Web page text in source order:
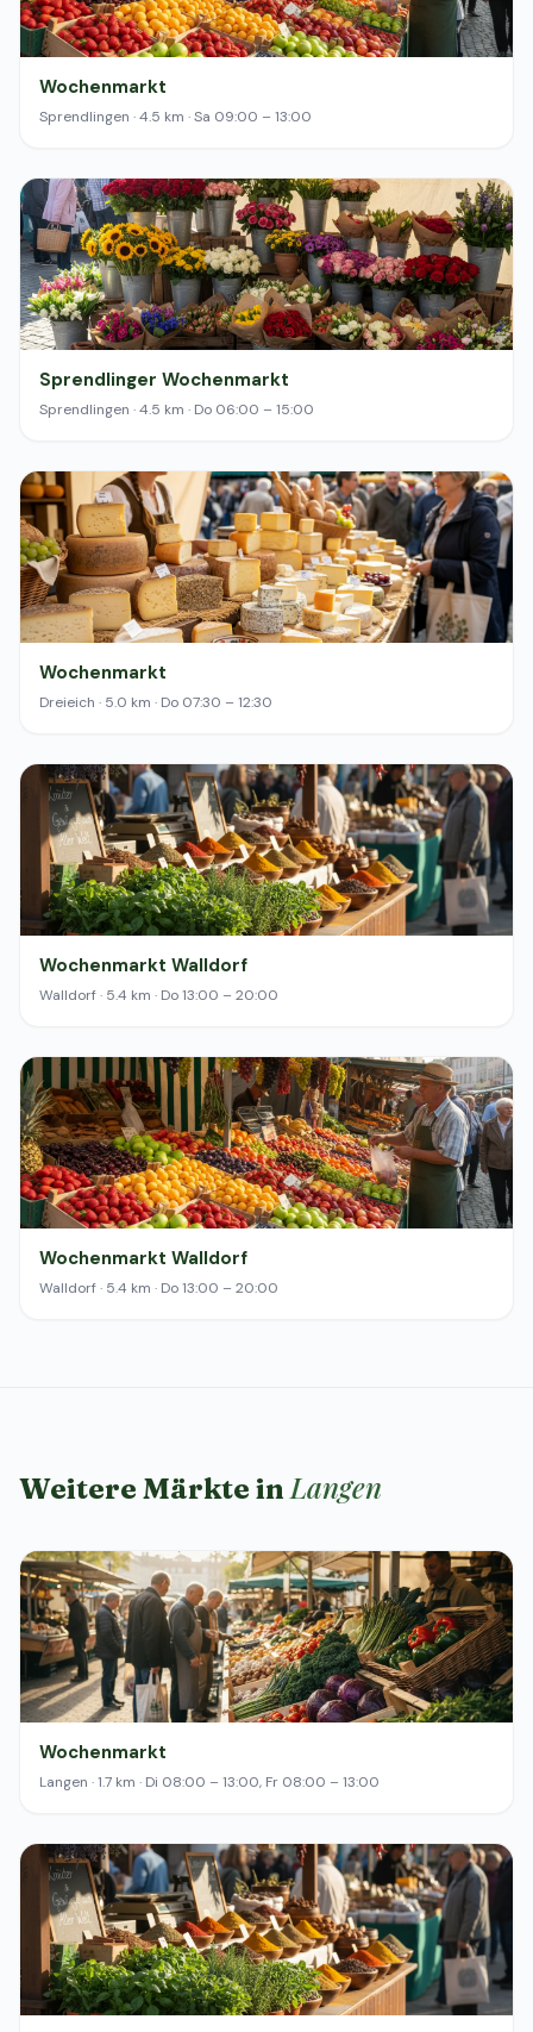
Wochenmarkt
Sprendlingen · 4.5 km · Sa 09:00 – 13:00
Sprendlinger Wochenmarkt
Sprendlingen · 4.5 km · Do 06:00 – 15:00
Wochenmarkt
Dreieich · 5.0 km · Do 07:30 – 12:30
Wochenmarkt Walldorf
Walldorf · 5.4 km · Do 13:00 – 20:00
Wochenmarkt Walldorf
Walldorf · 5.4 km · Do 13:00 – 20:00
Weitere Märkte inLangen
Wochenmarkt
Langen · 1.7 km · Di 08:00 – 13:00, Fr 08:00 – 13:00